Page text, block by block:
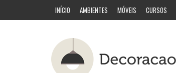
INÍCIO AMBIENTES MÓVEIS CURSOS